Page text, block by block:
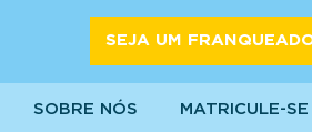
SEJA UM
SOBRE NÓS MATRICULE-SE